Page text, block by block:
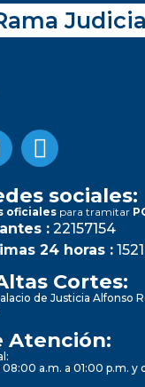
sociales:
oficiales para tramitar
: 22157154
24 horas :
Cortes:
de Justicia Alfonso
Atención:
a.m. a 01:00 p.m. y